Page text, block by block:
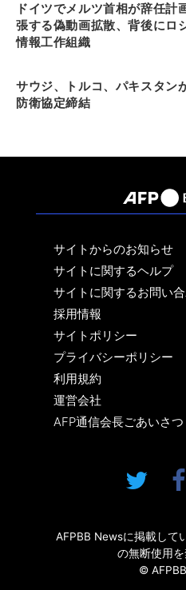
ドイツでメルツ首相が辞任計
張する偽動画拡散、背後にロ
情報工作組織
サウジ、トルコ、パキスタン
防衛協定締結
サイトからのお知らせ
サイトに関するヘルプ
サイトに関するお問い
採用情報
サイトポリシー
プライバシーポリシー
利用規約
運営会社
AFP通信会長ごあいさつ
AFPBB Newsに掲載して
の無断使用を
©